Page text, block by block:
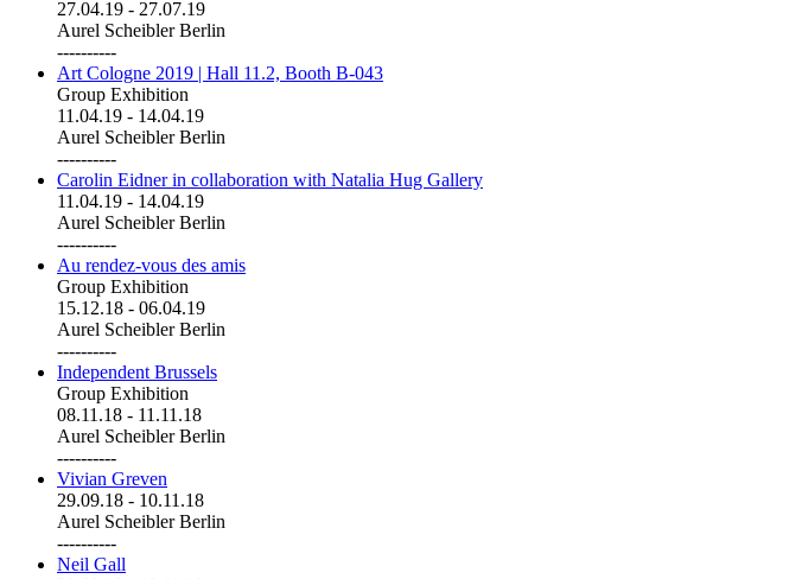
27.04.19 - 27.07.19
Aurel Scheibler Berlin
----------
Art Cologne 2019 | Hall 11.2, Booth B-043
Group Exhibition
11.04.19 - 14.04.19
Aurel Scheibler Berlin
----------
Carolin Eidner in collaboration with Natalia Hug Gallery
11.04.19 - 14.04.19
Aurel Scheibler Berlin
----------
Au rendez-vous des amis
Group Exhibition
15.12.18 - 06.04.19
Aurel Scheibler Berlin
----------
Independent Brussels
Group Exhibition
08.11.18 - 11.11.18
Aurel Scheibler Berlin
----------
Vivian Greven
29.09.18 - 10.11.18
Aurel Scheibler Berlin
----------
Neil Gall